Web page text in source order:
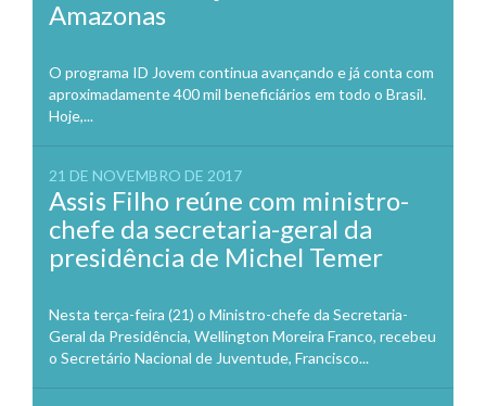
Amazonas
O programa ID Jovem continua avançando e já conta com
aproximadamente 400 mil beneficiários em todo o Brasil.
Hoje,...
21 DE NOVEMBRO DE 2017
Assis Filho reúne com ministro-
chefe da secretaria-geral da
presidência de Michel Temer
Nesta terça-feira (21) o Ministro-chefe da Secretaria-
Geral da Presidência, Wellington Moreira Franco, recebeu
o Secretário Nacional de Juventude, Francisco...